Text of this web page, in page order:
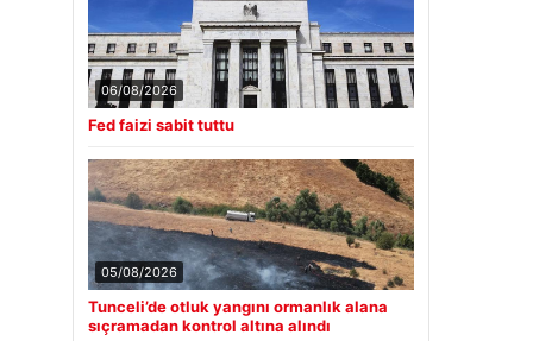
06/08/2026
Fed faizi sabit tuttu
05/08/2026
Tunceli’de otluk yangını ormanlık alana
sıçramadan kontrol altına alındı